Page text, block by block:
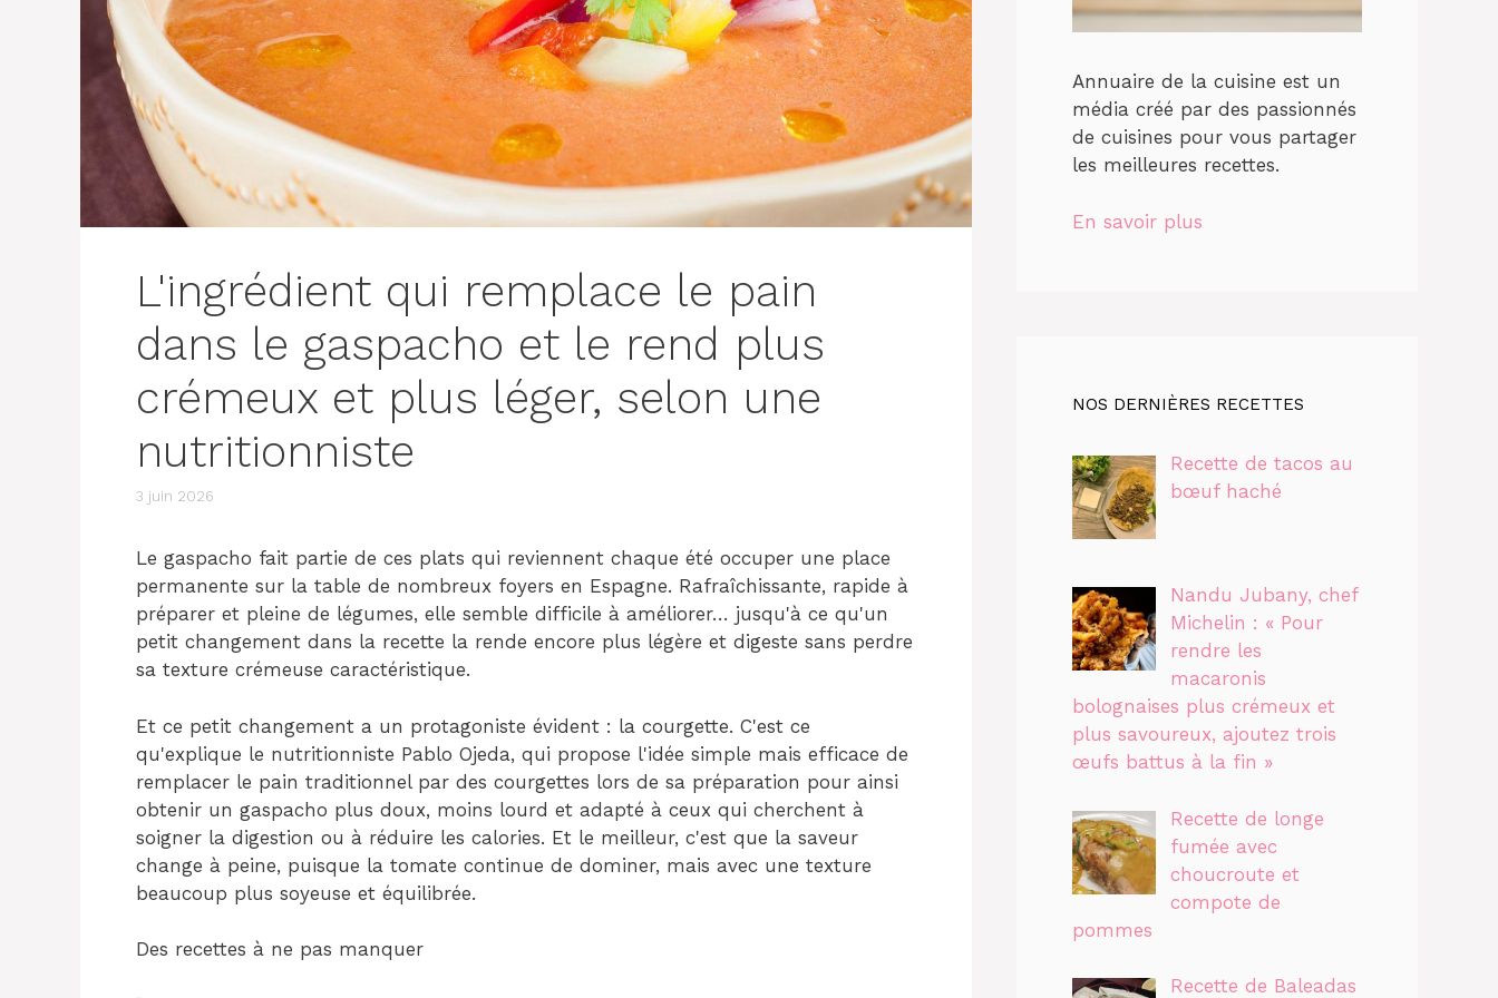
L'ingrédient qui remplace le pain
dans le gaspacho et le rend plus
crémeux et plus léger, selon une
nutritionniste
3 juin 2026
Le gaspacho fait partie de ces plats qui reviennent chaque été occuper une place
permanente sur la table de nombreux foyers en Espagne. Rafraîchissante, rapide à
préparer et pleine de légumes, elle semble difficile à améliorer… jusqu'à ce qu'un
petit changement dans la recette la rende encore plus légère et digeste sans perdre
sa texture crémeuse caractéristique.
Et ce petit changement a un protagoniste évident : la courgette. C'est ce
qu'explique le nutritionniste Pablo Ojeda, qui propose l'idée simple mais efficace de
remplacer le pain traditionnel par des courgettes lors de sa préparation pour ainsi
obtenir un gaspacho plus doux, moins lourd et adapté à ceux qui cherchent à
soigner la digestion ou à réduire les calories. Et le meilleur, c'est que la saveur
change à peine, puisque la tomate continue de dominer, mais avec une texture
beaucoup plus soyeuse et équilibrée.
Des recettes à ne pas manquer
Annuaire de la cuisine est un
média créé par des passionnés
de cuisines pour vous partager
les meilleures recettes.
En savoir plus
NOS DERNIÈRES RECETTES
Recette de tacos au
bœuf haché
Nandu Jubany, chef
Michelin : « Pour
rendre les
macaronis
bolognaises plus crémeux et
plus savoureux, ajoutez trois
œufs battus à la fin »
Recette de longe
fumée avec
choucroute et
compote de
pommes
Recette de Baleadas